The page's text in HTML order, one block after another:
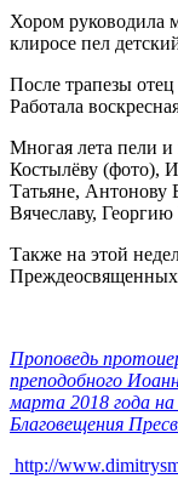
Хором руководила
клиросе пел
После трапезы
Работала
Многая лета пели
Костылёву (фото),
Татьяне, Антонову
Вячеславу,
Также на этой
Проповедь
преподобного
марта 2018 года на
Благовещения
http://